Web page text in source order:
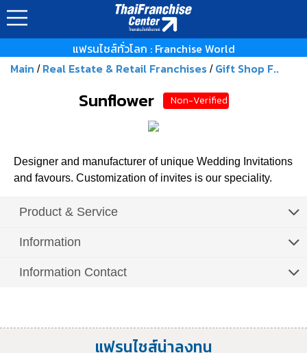
แฟรนไชส์ทั่วโลก : Franchise World
Main / Real Estate & Retail Franchises / Gift Shop F..
Sunflower Non-Verified
Designer and manufacturer of unique Wedding Invitations
and favours. Customization of invites is our speciality.
Product & Service
Information
Information Contact
แฟรนไชส์น่าลงทุน